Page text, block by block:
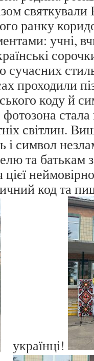
святкували
ранку
учні,
сучасних
проходили
коду й
фотозона
світлин.
і символ
та батькам
цієї
код та
українці!